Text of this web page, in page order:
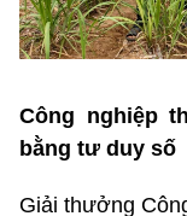
Công nghiệp
bằng tư duy số
Giải thưởng